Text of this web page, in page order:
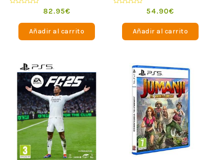
82.95€
Añadir al carrito
54.90€
Añadir al carrito